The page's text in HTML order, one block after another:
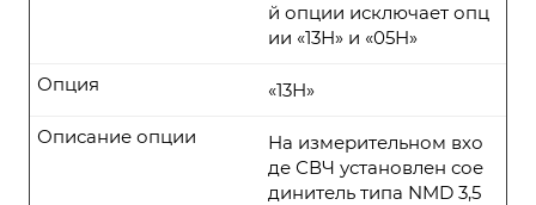
й опции исключает опц
ии «13Н» и «05Н»
«13Н»
Опция
На измерительном вхо
де СВЧ установлен сое
динитель типа NMD 3,5
Описание опции